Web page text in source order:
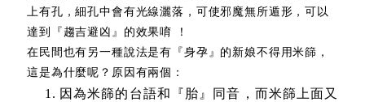
上有孔，細孔中會有光線灑落，可使邪魔無所遁形，可以
達到『趨吉避凶』的效果唷 ！
在民間也有另一種說法是有『身孕』的新娘不得用米篩，
這是為什麼呢？原因有兩個：
因為米篩的台語和『胎』同音，而米篩上面又